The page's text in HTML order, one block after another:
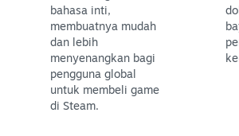
bahasa inti,
membuatnya mudah
dan lebih
menyenangkan bagi
pengguna global
untuk membeli game
di Steam.